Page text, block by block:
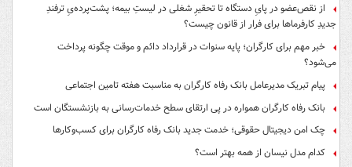
از نقص‌عضو در پایِ دستگاه تا تحقیرِ شغلی در لیستِ بیمه؛ پشت‌پرده‌یِ ترفندِ
جدیدِ کارفرماها برای فرار از قانون چیست؟
خبر مهم برای کارگران؛ پایه سنوات در قرارداد دائم و موقت چگونه پرداخت
می‌شود؟
پیام تبریک مدیرعامل بانک رفاه کارگران به مناسبت هفته تامین اجتماعی
بانک رفاه کارگران همواره در پی ارتقای سطح خدمات‌رسانی به بازنشستگان است
چک امن دیجیتال حقوقی؛ خدمت جدید بانک رفاه کارگران برای کسب‌وکارها
کدام مدل نیسان از همه بهتر است؟